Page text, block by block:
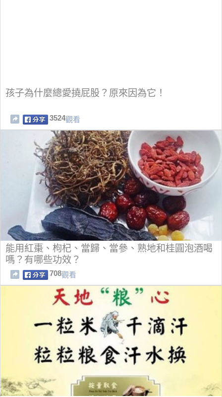
孩子為什麼總愛撓屁股？原來因為它！
3524觀看
能用紅棗、枸杞、當歸、當參、熟地和桂圓泡酒喝
嗎？有哪些功效？
708觀看